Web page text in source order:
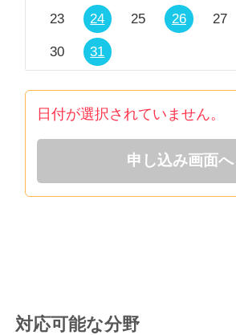
23 24 25 26 27
30 31
日付が選択されていません。
申し込み画面へ
対応可能な分野